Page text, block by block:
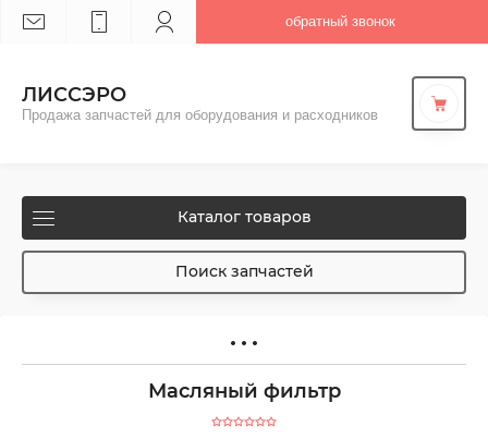
обратный звонок
ЛИССЭРО
Продажа запчастей для оборудования и расходников
Каталог товаров
Поиск запчастей
Масляный фильтр